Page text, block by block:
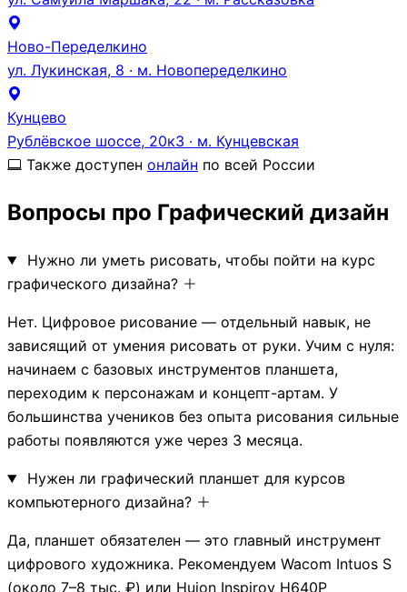
Ново-Переделкино
ул. Лукинская, 8 · м. Новопеределкино
Кунцево
Рублёвское шоссе, 20к3 · м. Кунцевская
Также доступен онлайн по всей России
Вопросы про Графический дизайн
Нужно ли уметь рисовать, чтобы пойти на курс
графического дизайна?
Нет. Цифровое рисование — отдельный навык, не
зависящий от умения рисовать от руки. Учим с нуля:
начинаем с базовых инструментов планшета,
переходим к персонажам и концепт-артам. У
большинства учеников без опыта рисования сильные
работы появляются уже через 3 месяца.
Нужен ли графический планшет для курсов
компьютерного дизайна?
Да, планшет обязателен — это главный инструмент
цифрового художника. Рекомендуем Wacom Intuos S
(около 7–8 тыс. ₽) или Huion Inspiroy H640P